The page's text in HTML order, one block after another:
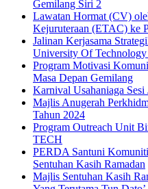
Gemilang Siri 2
Lawatan Hormat (CV)
Kejuruteraan (ETAC) ke
Jalinan Kerjasama
University Of
Program Motivasi
Masa Depan Gemilang
Karnival Usahaniaga Sesi
Majlis Anugerah
Tahun 2024
Program Outreach Unit
TECH
PERDA Santuni
Sentuhan Kasih Ramadan
Majlis Sentuhan Kasih